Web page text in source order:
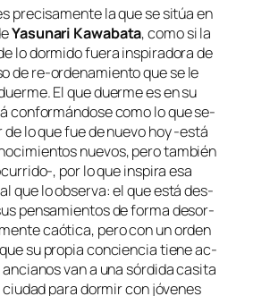
pre­ci­sa­men­te la que se si­túa en
Yasunari Kawabata, co­mo si la
lo dor­mi­do fue­ra ins­pi­ra­do­ra de
de re-ordenamiento que se le
El que duer­me es en su
con­for­mán­do­se co­mo lo que se­
lo que fue de nue­vo hoy ‑es­tá
nue­vos, pe­ro tam­bién
por lo que ins­pi­ra esa
que lo ob­ser­va: el que es­tá des­
pen­sa­mien­tos de for­ma des­or­
caó­ti­ca, pe­ro con un or­den
su pro­pia con­cien­cia tie­ne ac­
van a una sór­di­da ca­si­ta
pa­ra dor­mir con jó­ve­nes